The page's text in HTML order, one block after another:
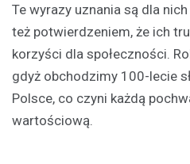
Te wyrazy uznania są dla
też potwierdzeniem, że ich
korzyści dla społeczności.
gdyż obchodzimy 100-lecie
Polsce, co czyni każdą
wartościową.